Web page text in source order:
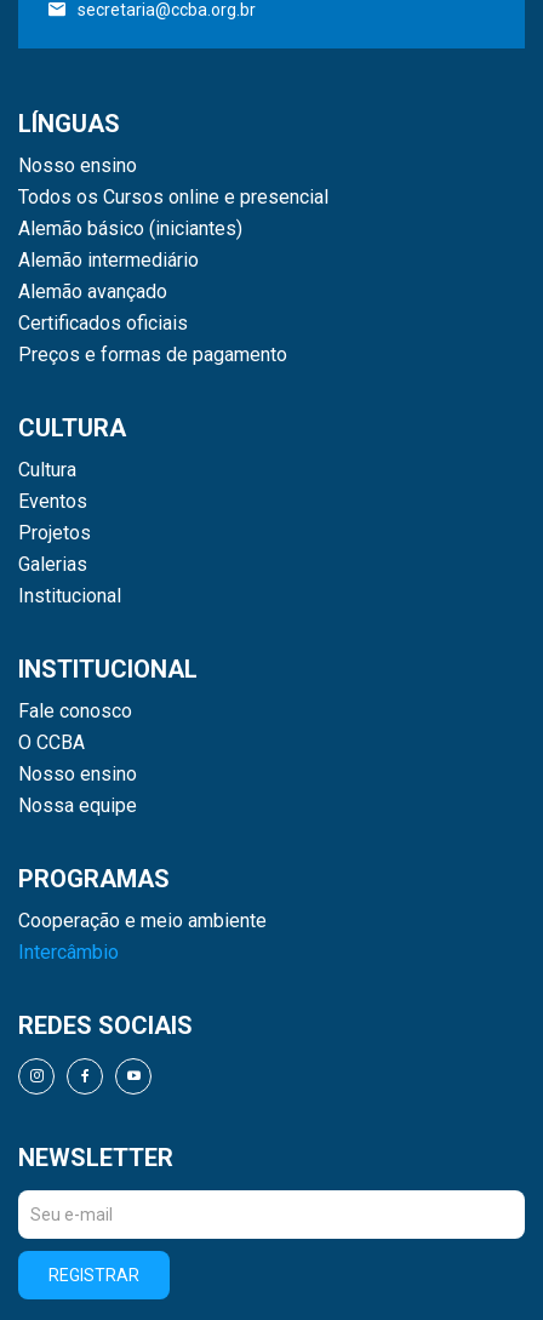
secretaria@ccba.org.br
LÍNGUAS
Nosso ensino
Todos os Cursos online e presencial
Alemão básico (iniciantes)
Alemão intermediário
Alemão avançado
Certificados oficiais
Preços e formas de pagamento
CULTURA
Cultura
Eventos
Projetos
Galerias
Institucional
INSTITUCIONAL
Fale conosco
O CCBA
Nosso ensino
Nossa equipe
PROGRAMAS
Cooperação e meio ambiente
Intercâmbio
REDES SOCIAIS
NEWSLETTER
REGISTRAR